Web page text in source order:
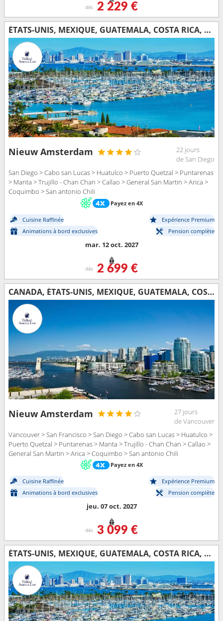
dès 2 229 €
ÉTATS-UNIS, MEXIQUE, GUATEMALA, COSTA RICA, ÉQUATEUR, PÉROU, CHILI
Nieuw Amsterdam
22 jours
de San Diego
San Diego > Cabo san Lucas > Huatulco > Puerto Quetzal > Puntarenas
> Manta > Trujillo - Chan Chan > Callao > General San Martin > Arica >
Coquimbo > San antonio Chili
Payez en 4X
Cuisine Raffinée
Expérience Premium
Animations à bord exclusives
Pension complète
mar. 12 oct. 2027
dès 2 699 €
CANADA, ÉTATS-UNIS, MEXIQUE, GUATEMALA, COSTA RICA, ÉQUATEUR, PÉROU, CHILI
Nieuw Amsterdam
27 jours
de Vancouver
Vancouver > San Francisco > San Diego > Cabo san Lucas > Huatulco >
Puerto Quetzal > Puntarenas > Manta > Trujillo - Chan Chan > Callao >
General San Martin > Arica > Coquimbo > San antonio Chili
Payez en 4X
Cuisine Raffinée
Expérience Premium
Animations à bord exclusives
Pension complète
jeu. 07 oct. 2027
dès 3 099 €
ÉTATS-UNIS, MEXIQUE, GUATEMALA, COSTA RICA, ÉQUATEUR, PÉROU, CHILI, ÎLES MALOUINES, URUGUAY, ARGENTINE